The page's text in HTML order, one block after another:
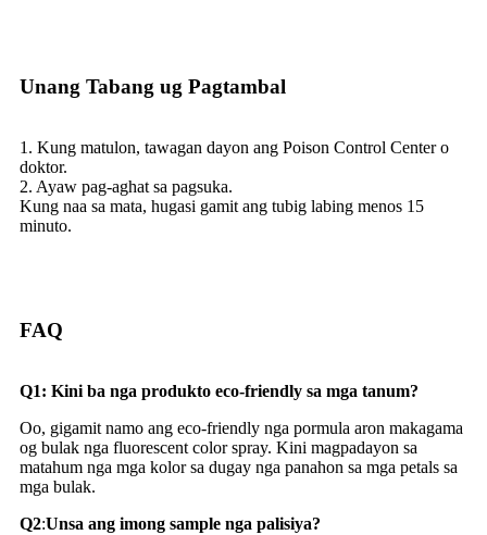
Unang Tabang ug Pagtambal
1. Kung matulon, tawagan dayon ang Poison Control Center o
doktor.
2. Ayaw pag-aghat sa pagsuka.
Kung naa sa mata, hugasi gamit ang tubig labing menos 15
minuto.
FAQ
Q1: Kini ba nga produkto eco-friendly sa mga tanum?
Oo, gigamit namo ang eco-friendly nga pormula aron makagama
og bulak nga fluorescent color spray. Kini magpadayon sa
matahum nga mga kolor sa dugay nga panahon sa mga petals sa
mga bulak.
Q2:Unsa ang imong sample nga palisiya?